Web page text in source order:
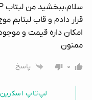
قرار دادم و قاب لبتابم
امکان داره قیمت و
ممنون
۰ پاسخ
لپ‌تاپ اسکرین